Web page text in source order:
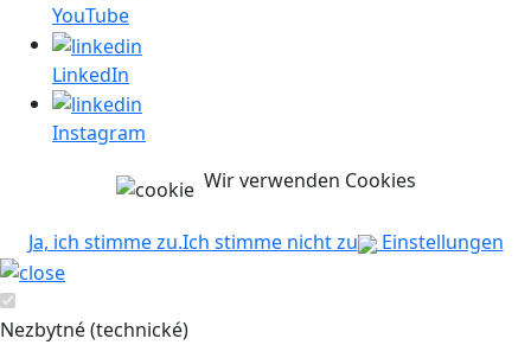
YouTube
LinkedIn
Instagram
Wir verwenden Cookies
Ja, ich stimme zu.Ich stimme nicht zu Einstellungen
Nezbytné (technické)